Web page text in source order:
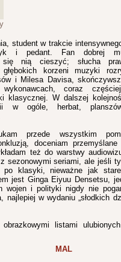
student w trakcie
i pedant. Fan dobrej
się nią cieszyć; słucha
korzeni muzyki
i Milesa Davisa,
wykonawcach, coraz
klasycznej. W dalszej
w ogóle, herbat,
przede wszystkim
doceniam
też do warstwy
sezonowymi seriami, ale jeśli
po klasyki, nieważne jak
jest Ginga Eiyuu Densetsu,
wojen i polityki nigdy nie
najlepiej w wydaniu „słodkich
listami
MAL